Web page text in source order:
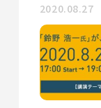
2020.08.27